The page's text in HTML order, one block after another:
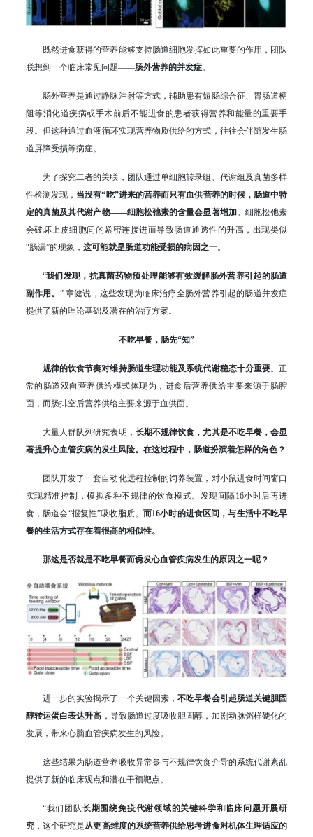
既然进食获得的营养能够支持肠道细胞发挥如此重要的作用，团队
联想到一个临床常见问题——肠外营养的并发症。
肠外营养是通过静脉注射等方式，辅助患有短肠综合征、胃肠道梗
阻等消化道疾病或手术前后不能进食的患者获得营养和能量的重要手
段。但这种通过血液循环实现营养物质供给的方式，往往会伴随发生肠
道屏障受损等病症。
为了探究二者的关联，团队通过单细胞转录组、代谢组及真菌多样
性检测发现， 当没有“吃”进来的营养而只有血供营养的时候，肠道中特
定的真菌及其代谢产物——细胞松弛素的含量会显著增加。细胞松弛素
会破坏上皮细胞间的紧密连接进而导致肠道通透性的升高，出现类似
“肠漏”的现象， 这可能就是肠道功能受损的病因之一。
“我们发现，抗真菌药物预处理能够有效缓解肠外营养引起的肠道
副作用。 ” 章健说，这些发现为临床治疗全肠外营养引起的肠道并发症
提供了新的理论基础及潜在的治疗方案。
不吃早餐，肠先“知”
规律的饮食节奏对维持肠道生理功能及系统代谢稳态十分重要。正
常的肠道双向营养供给模式体现为，进食后营养供给主要来源于肠腔
面，而肠排空后营养供给主要来源于血供面。
大量人群队列研究表明， 长期不规律饮食，尤其是不吃早餐，会显
著提升心血管疾病的发生风险。在这过程中，肠道扮演着怎样的角色？
团队开发了一套自动化远程控制的饲养装置，对小鼠进食时间窗口
实现精准控制，模拟多种不规律的饮食模式。发现间隔16小时后再进
食，肠道会“报复性”吸收脂质。 而16小时的进食区间，与生活中不吃早
餐的生活方式存在着很高的相似性。
那这是否就是不吃早餐而诱发心血管疾病发生的原因之一呢？
进一步的实验揭示了一个关键因素，不吃早餐会引起肠道关键胆固
醇转运蛋白表达升高 ，导致肠道过度吸收胆固醇，加剧动脉粥样硬化的
发展，带来心脑血管疾病发生的风险。
这些结果为肠道营养吸收异常参与不规律饮食介导的系统代谢紊乱
提供了新的临床观点和潜在干预靶点。
“我们团队长期围绕免疫代谢领域的关键科学和临床问题开展研
究，这个研究是从更高维度的系统营养供给思考进食对机体生理适应的